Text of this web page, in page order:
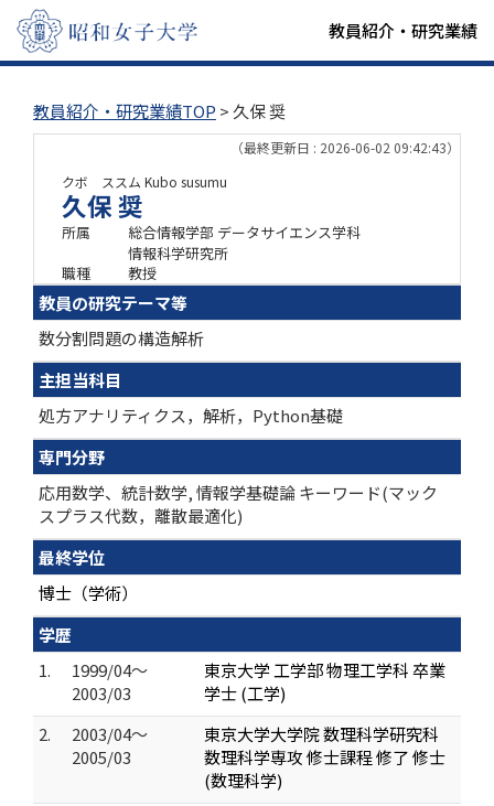
教員紹介・研究業績
教員紹介・研究業績TOP > 久保 奨
（最終更新日 : 2026-06-02 09:42:43）
クボ ススム Kubo susumu
久保 奨
所属
総合情報学部 データサイエンス学科
情報科学研究所
職種
教授
教員の研究テーマ等
数分割問題の構造解析
主担当科目
処方アナリティクス，解析，Python基礎
専門分野
応用数学、統計数学, 情報学基礎論 キーワード(マック
スプラス代数，離散最適化)
最終学位
博士（学術）
学歴
1.
1999/04～
2003/03
東京大学 工学部 物理工学科 卒業
学士 (工学)
2.
2003/04～
2005/03
東京大学大学院 数理科学研究科
数理科学専攻 修士課程 修了 修士
(数理科学)